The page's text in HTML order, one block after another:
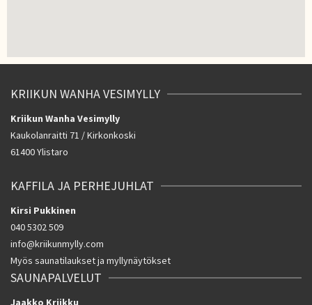
KRIIKUN WANHA VESIMYLLY
Kriikun Wanha Vesimylly
Kaukolanraitti 71 / Kirkonkoski
61400 Ylistaro
KAFFILA JA PERHEJUHLAT
Kirsi Pukkinen
040 5302 509
info@kriikunmylly.com
Myös saunatilaukset ja myllynäytökset
SAUNAPALVELUT
Jaakko Kriikku